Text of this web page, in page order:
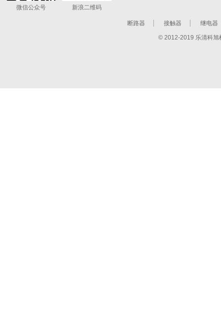
微信公众号 新浪二维码
断路器 接触器 继电器
© 2012-2019 乐清科旭